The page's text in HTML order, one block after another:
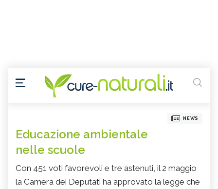
NEWS
Educazione ambientale
nelle scuole
Con 451 voti favorevoli e tre astenuti, il 2 maggio
la Camera dei Deputati ha approvato la legge che